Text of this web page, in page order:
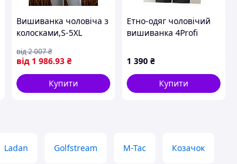
Вишиванка чоловіча з
колосками,S-5XL
від 1 986.93 ₴
від2 007₴
Купити
Етно-одяг чоловічий
вишиванка 4Profi
8H61M3897H
1 390 ₴
Купити
Ladan Golfstream M-Tac Козачок